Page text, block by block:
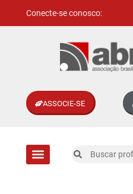
Conecte-se conosco:
ASSOCIE-SE